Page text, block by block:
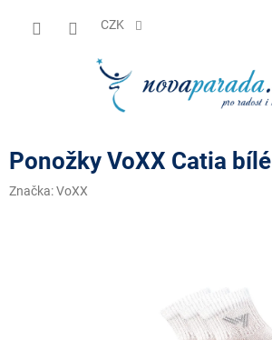
CZK
Ponožky VoXX Catia bílé
Značka:VoXX